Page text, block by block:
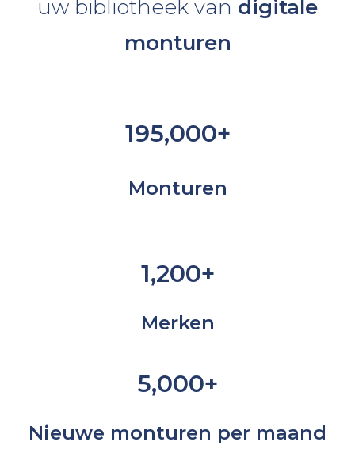
uw bibliotheek van digitale
monturen
195,000+
Monturen
1,200+
Merken
5,000+
Nieuwe monturen per maand